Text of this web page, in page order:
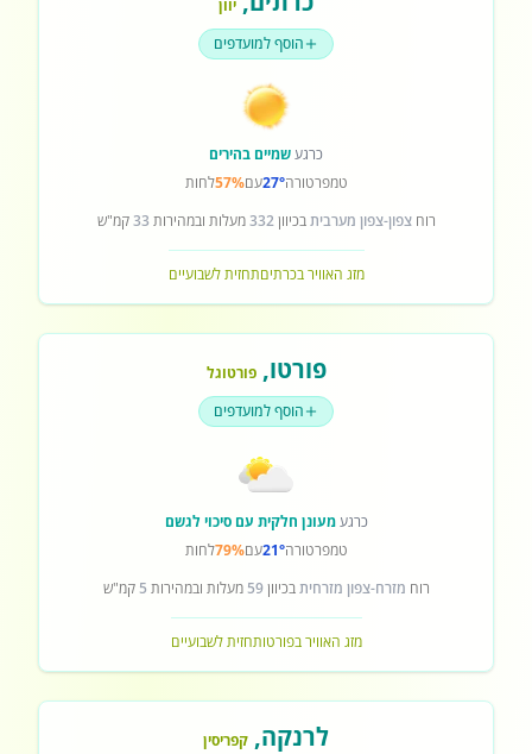
יוון
הוסף למועדפים
כרגעשמיים בהירים
טמפרטורה27°עם57%לחות
רוחצפון-צפון מערביתבכיוון332מעלות ובמהירות 33קמ"ש
מזג האוויר בכרתיםתחזית לשבועיים
פורטו,פורטוגל
הוסף למועדפים
כרגעמעונן חלקית עם סיכוי לגשם
טמפרטורה21°עם79%לחות
רוח מזרח-צפון מזרחיתבכיוון59 מעלות ובמהירות 5 קמ"ש
מזג האוויר בפורטותחזית לשבועיים
לרנקה, קפריסין